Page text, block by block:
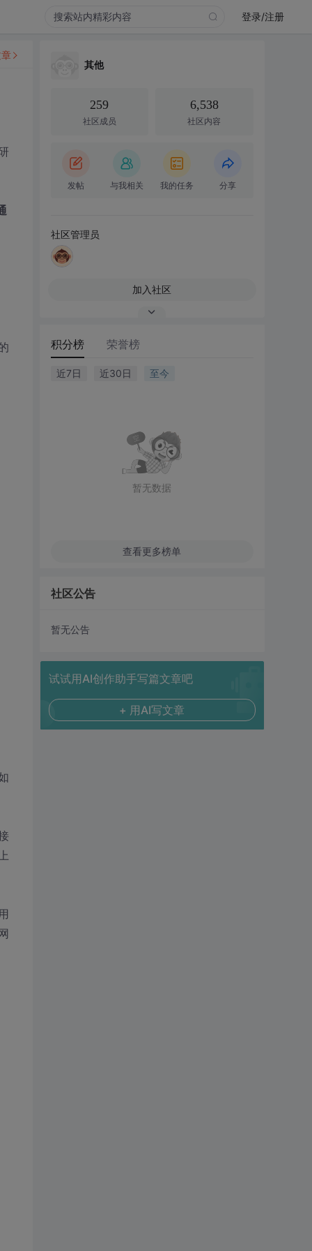
登录/注册
其他
259
社区成员
6,538
社区内容
发帖 与我相关 我的任务 分享
社区管理员
加入社区
积分榜 荣誉榜
近7日 近30日 至今
暂无数据
查看更多榜单
社区公告
暂无公告
试试用AI创作助手写篇文章吧
+ 用AI写文章